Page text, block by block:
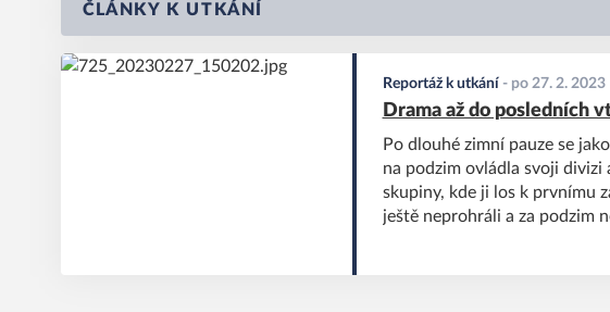
ČLÁNKY K UTKÁNÍ
Reportáž k utkání - po 27. 2. 2023
Drama až do posledních
Po dlouhé zimní pauze se
na podzim ovládla svoji
skupiny, kde ji los k prvnímu
ještě neprohráli a za podzim